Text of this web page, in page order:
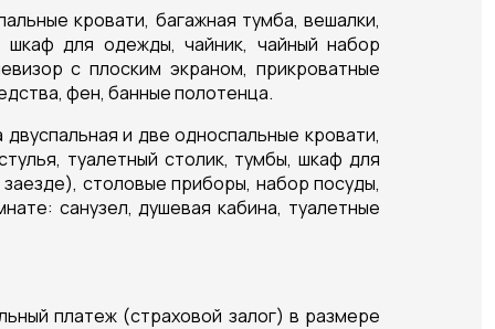
кровати, багажная тумба, вешалки,
шкаф для одежды, чайник, чайный набор
с плоским экраном, прикроватные
фен, банные полотенца.
и две односпальные кровати,
туалетный столик, тумбы, шкаф для
столовые приборы, набор посуды,
санузел, душевая кабина, туалетные
платеж (страховой залог) в размере